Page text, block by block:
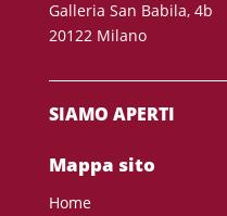
Galleria San Babila, 4b
20122 Milano
SIAMO APERTI
Mappa sito
Home